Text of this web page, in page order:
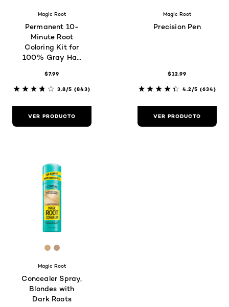
Magic Root
Permanent 10-
Minute Root
Coloring Kit for
100% Gray Hair
$7.99
3.8/5 (843)
VER PRODUCTO
Magic Root
Precision Pen
$12.99
4.2/5 (634)
VER PRODUCTO
[Color]: #CEA97C
[Color]: #BD9B7F
Magic Root
Concealer Spray,
Blondes with
Dark Roots